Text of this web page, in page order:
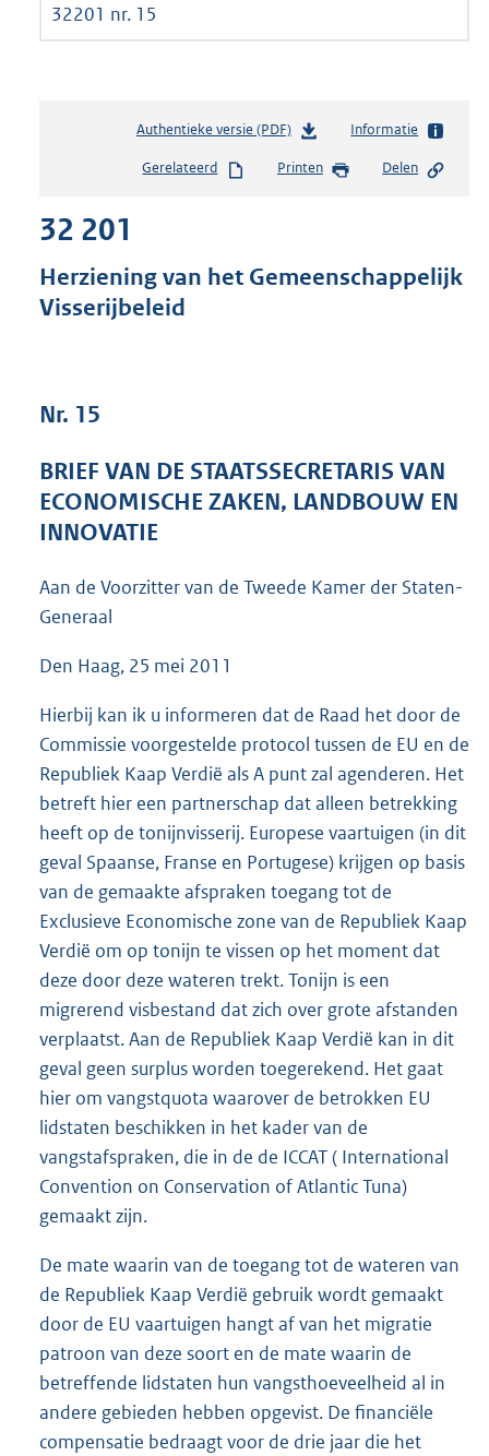
32201 nr. 15
Authentieke versie (PDF)b
s
s
:
4
Informatie
Gerelateerd Printen Delen
32 201
Herziening van het Gemeenschappelijk
Visserijbeleid
Nr. 15
BRIEF VAN DE STAATSSECRETARIS VAN
ECONOMISCHE ZAKEN, LANDBOUW EN
INNOVATIE
Aan de Voorzitter van de Tweede Kamer der Staten-
Generaal
Den Haag, 25 mei 2011
Hierbij kan ik u informeren dat de Raad het door de
Commissie voorgestelde protocol tussen de EU en de
Republiek Kaap Verdië als A punt zal agenderen. Het
betreft hier een partnerschap dat alleen betrekking
heeft op de tonijnvisserij. Europese vaartuigen (in dit
geval Spaanse, Franse en Portugese) krijgen op basis
van de gemaakte afspraken toegang tot de
Exclusieve Economische zone van de Republiek Kaap
Verdië om op tonijn te vissen op het moment dat
deze door deze wateren trekt. Tonijn is een
migrerend visbestand dat zich over grote afstanden
verplaatst. Aan de Republiek Kaap Verdië kan in dit
geval geen surplus worden toegerekend. Het gaat
hier om vangstquota waarover de betrokken EU
lidstaten beschikken in het kader van de
vangstafspraken, die in de de ICCAT ( International
Convention on Conservation of Atlantic Tuna)
gemaakt zijn.
De mate waarin van de toegang tot de wateren van
de Republiek Kaap Verdië gebruik wordt gemaakt
door de EU vaartuigen hangt af van het migratie
patroon van deze soort en de mate waarin de
betreffende lidstaten hun vangsthoeveelheid al in
andere gebieden hebben opgevist. De financiële
compensatie bedraagt voor de drie jaar die het